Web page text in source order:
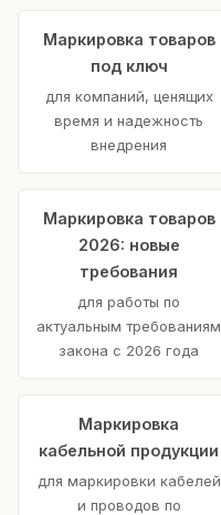
Маркировка товаров
под ключ
для компаний, ценящих
время и надежность
внедрения
Маркировка товаров
2026: новые
требования
для работы по
актуальным требованиям
закона с 2026 года
Маркировка
кабельной продукции
для маркировки кабелей
и проводов по